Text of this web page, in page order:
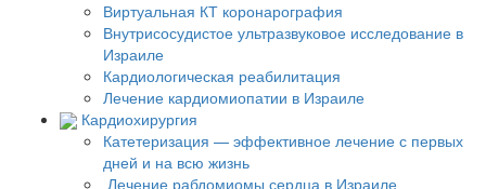
Виртуальная КТ коронарография
Внутрисосудистое ультразвуковое исследование в
Израиле
Кардиологическая реабилитация
Лечение кардиомиопатии в Израиле
Кардиохирургия
Катетеризация — эффективное лечение с первых
дней и на всю жизнь
Лечение рабдомиомы сердца в Израиле